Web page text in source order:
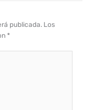
publicada. Los
*